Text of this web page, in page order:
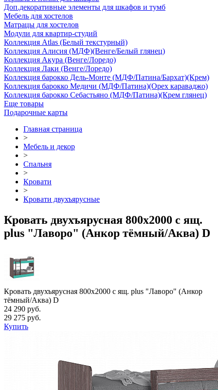
Доп.декоративные элементы для шкафов и тумб
Мебель для хостелов
Матрацы для хостелов
Модули для квартир-студий
Коллекция Atlas (Белый текстурный)
Коллекция Алисия (МДФ)(Венге/Белый глянец)
Коллекция Акура (Венге/Лоредо)
Коллекция Лаки (Венге/Лоредо)
Коллекция барокко Дель-Монте (МДФ/Патина/Бархат)(Крем)
Коллекция барокко Медичи (МДФ/Патина)(Орех караваджо)
Коллекция барокко Себастьяно (МДФ/Патина)(Крем глянец)
Еще товары
Подарочные карты
Главная страница
>
Мебель и декор
>
Спальня
>
Кровати
>
Кровати двухъярусные
Кровать двухъярусная 800х2000 с ящ.
plus "Лаворо" (Анкор тёмный/Аква) D
Кровать двухъярусная 800х2000 с ящ. plus "Лаворо" (Анкор
тёмный/Аква) D
24 290 руб.
29 275 руб.
Купить